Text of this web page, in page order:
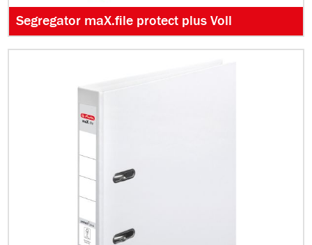
Segregator maX.file protect plus Voll